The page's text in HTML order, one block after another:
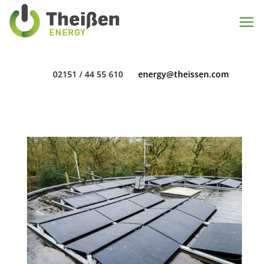
02151 / 44 55 610 energy@theissen.com
02151 / 44 55 610 energy@theissen.com